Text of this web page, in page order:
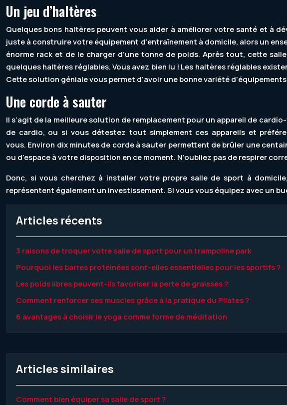
Un jeu d’haltères
Quelques bons haltères peuvent vous aider à améliorer votre santé et à
juste à construire votre équipement d’entraînement à domicile, alors un
énorme rack et de le charger d’une tonne de poids. Après tout, cette
quelques haltères réglables. Vous avez bien lu ! Les haltères réglables
Cette solution géniale vous permet d’avoir une bonne variété
Une corde à sauter
Il s’agit de la meilleure solution de remplacement pour un appareil de
de cardio, ou si vous détestez tout simplement ces appareils et
vous. Environ dix minutes de corde à sauter permettent de brûler une
ou d’espace à votre disposition en ce moment. N’oubliez pas de respirer
Donc, si vous cherchez à installer votre propre salle de sport à
représentent également un investissement. Si vous vous équipez avec un
Articles récents
3 raisons de troquer votre salle de sport pour un trampoline park
Pourquoi les barres protéinées sont-elles essentielles pour les sportifs ?
Les poids libres peuvent-ils favoriser la perte de graisses ?
Comment renforcer ses muscles grâce à la pratique du Pilates ?
6 avantages à choisir le yoga comme forme de méditation
Articles similaires
Comment bien équiper sa salle de sport ?